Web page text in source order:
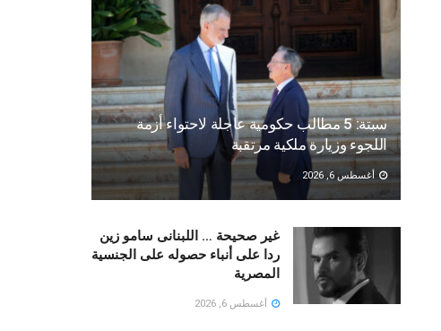
سبتة: 5 مطالب حكومية عاجلة لاحتواء أزمة
اللجوء وزيارة ملكية مرتقبة
أغسطس 6, 2026
غير صحيحة … اللبنانى سامو زين
ردا على أنباء حصوله على الجنسية
المصرية
أغسطس 6, 2026